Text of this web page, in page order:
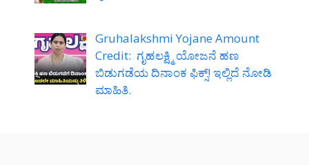
Gruhalakshmi Yojane Amount
Credit: ಗೃಹಲಕ್ಷ್ಮಿ ಯೋಜನೆ ಹಣ
ಬಿಡುಗಡೆಯ ದಿನಾಂಕ ಫಿಕ್ಸ್! ಇಲ್ಲಿದೆ ನೋಡಿ
ಮಾಹಿತಿ.